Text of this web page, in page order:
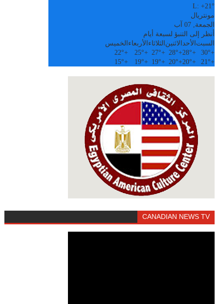
L:+21°
مونتريال
الجمعة, 07 آب
أنظر إلى التنبؤ لسبعة أيام
السبت الأحدالاثنين الثلاثاء الأربعاء الخميس
+
30°
+
28°
+
28°
+
27°
+
25°
+
22°
+
21°
+
20°
+
20°
+
19°
+
19°
+
15°
CANADIAN NEWS TV